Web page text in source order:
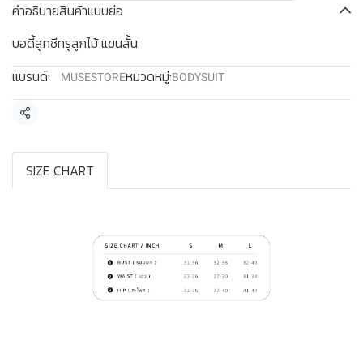
คำอธิบายสินค้าแบบย่อ
บอดี้สูทซีทรูลูกไม้ แขนสั้น
แบรนด์:
MUSESTOREหมวดหมู่:BODYSUIT
แชร์
SIZE CHART